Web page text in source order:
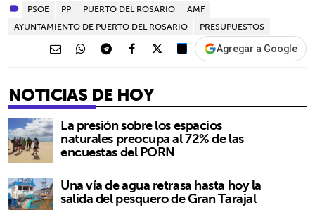
PSOE PP PUERTO DEL ROSARIO
AMF
AYUNTAMIENTO DE PUERTO DEL ROSARIO
PRESUPUESTOS
Agregar a Google
NOTICIAS DE HOY
La presión sobre los espacios
naturales preocupa al 72% de las
encuestas del PORN
Una vía de agua retrasa hasta hoy la
salida del pesquero de Gran Tarajal